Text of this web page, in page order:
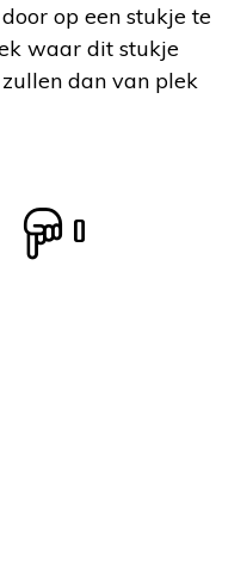
op een stukje te
waar dit stukje
dan van plek